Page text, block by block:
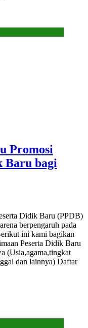
Promosi
Baru bagi
Didik Baru (PPDB)
berpengaruh pada
ini kami bagikan
Peserta Didik Baru
(Usia,agama,tingkat
dan lainnya) Daftar